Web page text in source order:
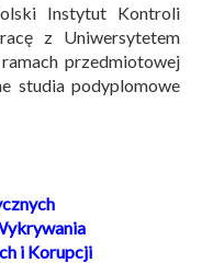
Instytut Kontroli
z Uniwersytetem
przedmiotowej
studia podyplomowe
i Korupcji